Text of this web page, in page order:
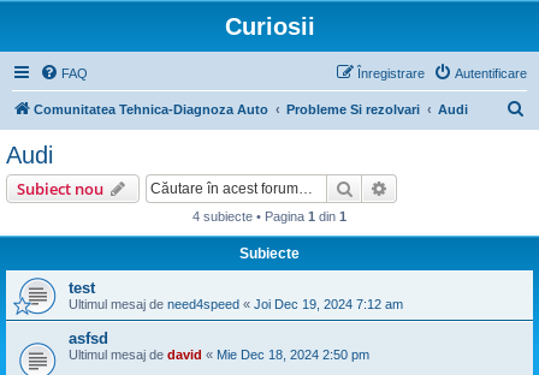
Curiosii
FAQ Autentificare
Înregistrare
Comunitatea Tehnica-Diagnoza Auto Probleme Si rezolvari Audi
Audi
Subiect nou Căutare
4 subiecte • Pagina 1 din 1
Subiecte
test
Ultimul mesaj de need4speed « Joi Dec 19, 2024 7:12 am
asfsd
Ultimul mesaj de david « Mie Dec 18, 2024 2:50 pm